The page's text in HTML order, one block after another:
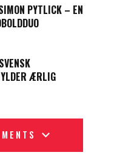
PYTLICK – EN
ÆRLIG